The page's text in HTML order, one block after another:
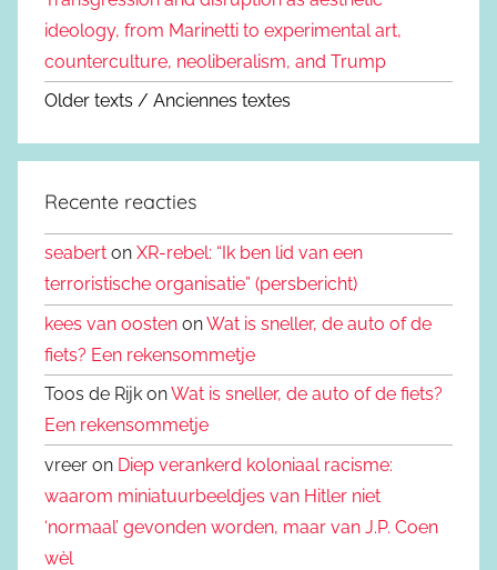
ideology, from Marinetti to experimental art,
counterculture, neoliberalism, and Trump
Older texts / Anciennes textes
Recente reacties
seabert on XR-rebel: “Ik ben lid van een
terroristische organisatie” (persbericht)
kees van oosten onWat is sneller, de auto of de
fiets? Een rekensommetje
Toos de Rijk onWat is sneller, de auto of de fiets?
Een rekensommetje
vreer on Diep verankerd koloniaal racisme:
waarom miniatuurbeeldjes van Hitler niet
‘normaal’ gevonden worden, maar van J.P. Coen
wèl